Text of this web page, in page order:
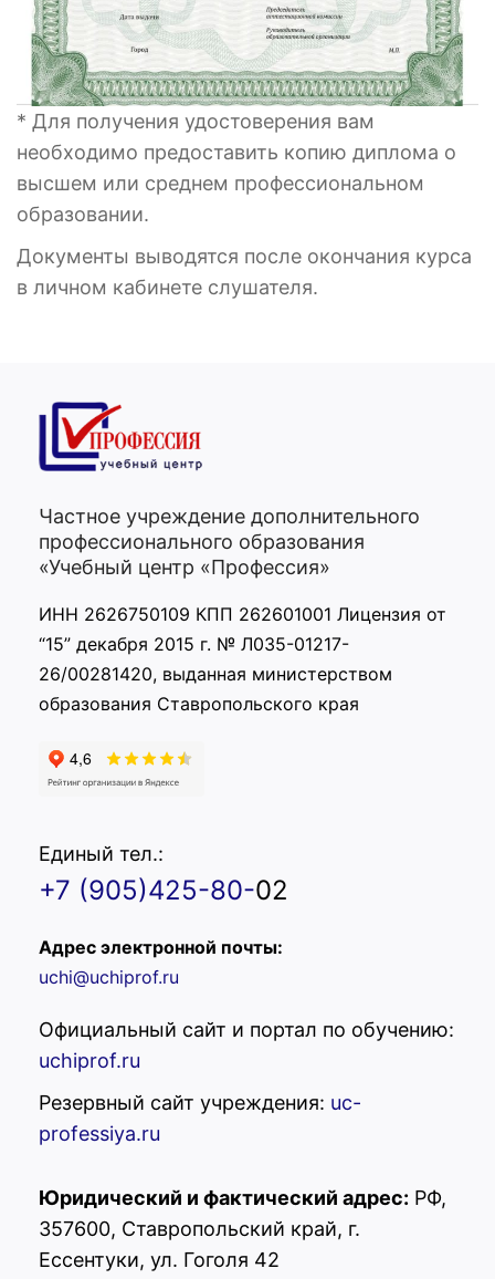
* Для получения удостоверения вам
необходимо предоставить копию диплома о
высшем или среднем профессиональном
образовании.
Документы выводятся после окончания курса
в личном кабинете слушателя.
Частное учреждение дополнительного
профессионального образования
«Учебный центр «Профессия»
ИНН 2626750109 КПП 262601001 Лицензия от
“15” декабря 2015 г. № Л035-01217-
26/00281420, выданная министерством
образования Ставропольского края
Единый тел.:
+7 (905)425-80-02
Адрес электронной почты:
uchi@uchiprof.ru
Официальный сайт и портал по обучению:
uchiprof.ru
Резервный сайт учреждения: uc-
professiya.ru
Юридический и фактический адрес: РФ,
357600, Ставропольский край, г.
Ессентуки, ул. Гоголя 42